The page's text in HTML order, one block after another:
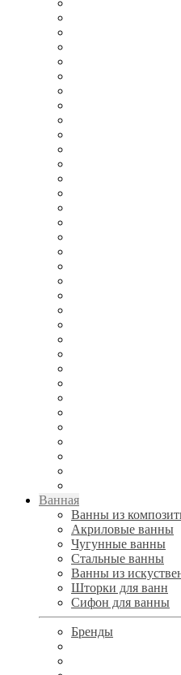
Ванная
Ванны из
Акриловые ванны
Чугунные ванны
Стальные ванны
Ванны из
Шторки для ванн
Сифон для ванны
Бренды